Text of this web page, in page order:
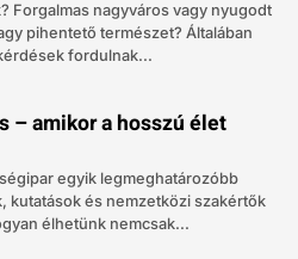
Forgalmas nagyváros vagy nyugodt
pihentető természet? Általában
fordulnak...
– amikor a hosszú élet
egyik legmeghatározóbb
kutatások és nemzetközi szakértők
élhetünk nemcsak...